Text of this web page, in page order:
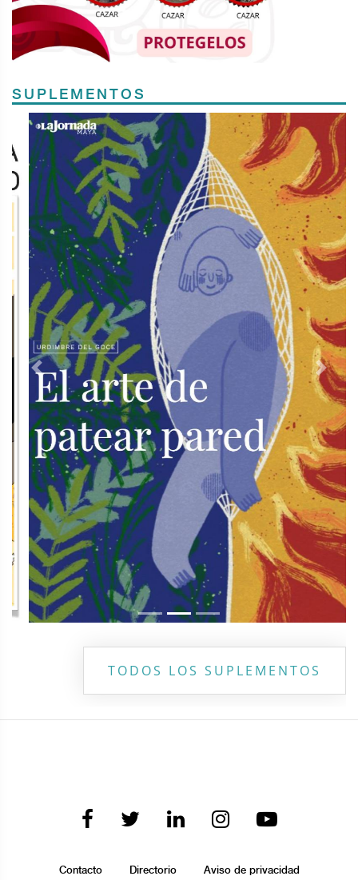
SUPLEMENTOS
Previous Next
TODOS LOS SUPLEMENTOS
Contacto Directorio Aviso de privacidad